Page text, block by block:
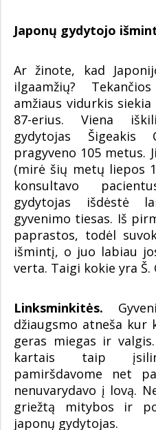
Japonų gydytojo
Ar žinote, kad
ilgaamžių?
amžiaus vidurkis
87-erius. Viena
gydytojas Šigeakis
pragyveno 105 metus.
(mirė šių metų liepos
konsultavo
gydytojas išdėstė
gyvenimo tiesas. Iš
paprastos, todėl
išmintį, o juo labiau
verta. Taigi kokie yra
Linksminkitės.
džiaugsmo atneša kur
geras miegas ir
kartais taip
pamiršdavome net
nenuvarydavo į lovą.
griežtą mitybos ir
japonų gydytojas.